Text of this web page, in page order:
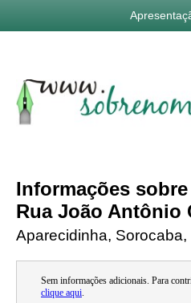
Informações
Rua João Antônio
Aparecidinha, Sorocaba,
Sem informações adicionais. Para
clique aqui.